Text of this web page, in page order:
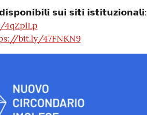
𝘀𝘂𝗶 𝘀𝗶𝘁𝗶 𝗶𝘀𝘁𝗶𝘁𝘂𝘇𝗶𝗼𝗻𝗮𝗹𝗶:
bit.ly/47FNKN9